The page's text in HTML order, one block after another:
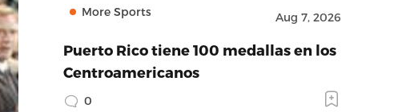
More Sports Aug 7, 2026
Puerto Rico tiene 100 medallas en los
Centroamericanos
0